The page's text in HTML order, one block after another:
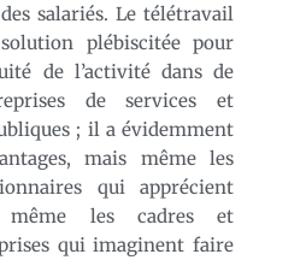
salariés. Le télétravail
plébiscitée pour
de l’activité dans de
de services et
; il a évidemment
mais même les
qui apprécient
même les cadres et
qui imaginent faire